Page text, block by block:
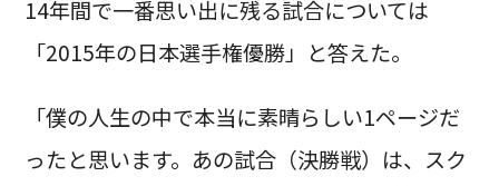
14年間で一番思い出に残る試合については
「2015年の日本選手権優勝」と答えた。
「僕の人生の中で本当に素晴らしい1ページだ
ったと思います。あの試合（決勝戦）は、スク